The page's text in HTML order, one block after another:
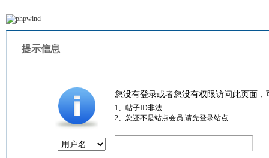
提示信息
您没有登录或者您没有权限访问此页面
1、帖子ID非法
2、您还不是站点会员,请先登录站点